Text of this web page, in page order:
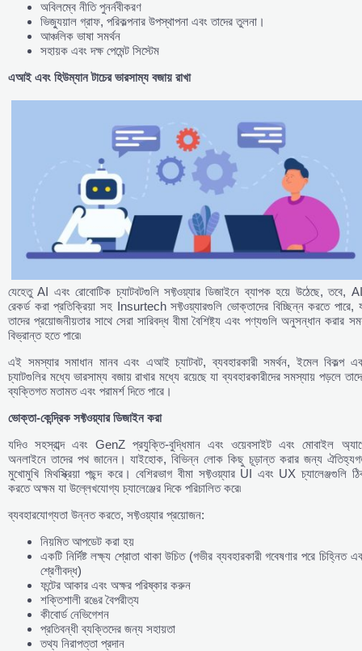
অবিলম্বে নীতি পুনর্নবীকরণ
ভিজ্যুয়াল গ্রাফ, পরিকল্পনার উপস্থাপনা এবং তাদের তুলনা।
আঞ্চলিক ভাষা সমর্থন
সহায়ক এবং দক্ষ পেমেন্ট সিস্টেম
এআইএবং হিউম্যানটাচেরভারসাম্য বজায় রাখা
যেহেতু AI এবং রোবোটিক চ্যাটবটগুলি সফ্টওয়্যার ডিজাইনে ব্যাপক হয়ে উঠেছে, তবে,
রেকর্ড করা প্রতিক্রিয়া সহ Insurtech সফ্টওয়্যারগুলি ভোক্তাদের বিচ্ছিন্ন করতে পারে,
তাদের প্রয়োজনীয়তার সাথে সেরা সারিবদ্ধ বীমা বৈশিষ্ট্য এবং পণ্যগুলি অনুসন্ধান করার
বিভ্রান্ত হতে পারে৷
এই সমস্যার সমাধান মানব এবং এআই চ্যাটবট, ব্যবহারকারী সমর্থন, ইমেল বিকল্প
চ্যাটগুলির মধ্যে ভারসাম্য বজায় রাখার মধ্যে রয়েছে যা ব্যবহারকারীদের সমস্যায় পড়লে
ব্যক্তিগত মতামত এবং পরামর্শ দিতে পারে।
ভোক্তা-কেন্দ্রিকসফ্টওয়্যারডিজাইনকরা
যদিও সহস্রাব্দ এবং GenZ প্রযুক্তি-বুদ্ধিমান এবং ওয়েবসাইট এবং মোবাইল
অনলাইনে তাদের পথ জানেন। যাইহোক, বিভিন্ন লোক কিছু চূড়ান্ত করার জন্য
মুখোমুখি মিথস্ক্রিয়া পছন্দ করে। বেশিরভাগ বীমা সফ্টওয়্যার UI এবং UX চ্যালেঞ্জগুলি
করতে অক্ষম যা উল্লেখযোগ্য চ্যালেঞ্জের দিকে পরিচালিত করে৷
ব্যবহারযোগ্যতা উন্নত করতে, সফ্টওয়্যার প্রয়োজন:
নিয়মিত আপডেট করা হয়
একটি নির্দিষ্ট লক্ষ্য শ্রোতা থাকা উচিত (গভীর ব্যবহারকারী গবেষণার পরে চিহ্নিত
শ্রেণীবদ্ধ)
ফন্টের আকার এবং অক্ষর পরিষ্কার করুন
শক্তিশালী রঙের বৈপরীত্য
কীবোর্ড নেভিগেশন
প্রতিবন্ধী ব্যক্তিদের জন্য সহায়তা
তথ্য নিরাপত্তা প্রদান